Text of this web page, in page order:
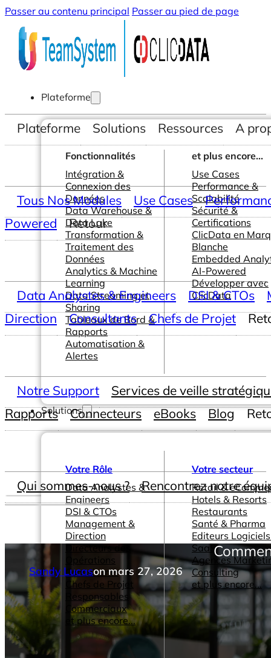
Passer au contenu principal Passer au pied de page
Plateforme
Fonctionnalités
Intégration &
Connexion des
Données
Data Warehouse &
Data Lake
Transformation &
Traitement des
Données
Analytics & Machine
Learning
Data Streaming et
Sharing
Tableaux de Bord &
Rapports
Automatisation &
Alertes
et plus encore...
Use Cases
Performance &
Scalabilité
Sécurité &
Certifications
ClicData en
Blanche
Embedded
AI-Powered
Développer avec
ClicData
Solutions
Votre Rôle
Data Analystes &
Engineers
DSI & CTOs
Management &
Direction
Directeurs des
Opérations
Consultants
Chefs de Projet
Responsables
Commerciaux
et plus encore...
Votre secteur
Retail &
Hotels & Resorts
Restaurants
Santé & Pharma
Editeurs
SaaS
Agences
Consulting
et plus encore...
Plateforme Solutions Ressources A
Tous Nos Modules Use Cases
Powered
Retour
Data Analystes & Engineers DSI & CTOs
Direction
Consultants Chefs de Projet
Notre Support
Services de veille
Rapports
Connecteurs eBooks Blog
Qui sommes-nous ? Rencontrez notre
Sandy Lucason mars 27, 2026